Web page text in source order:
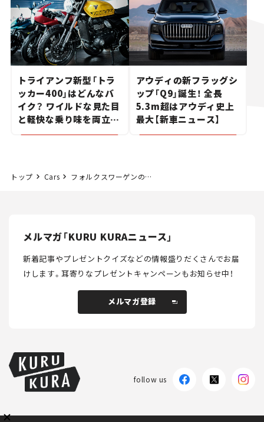
トライアンフ新型「トラ
ッカー400」はどんなバ
イク？ ワイルドな見た目
と軽快な乗り味を両立し
た400ccフラットトラッ
アウディの新フラッグシ
ップ「Q9」誕生！ 全長
5.3m超はアウディ史上
最大【新車ニュース】
トップ Cars フォルクスワーゲンのGTIモデル初となるBEV「ID.ポロGTI」が誕生！ドイツでは今秋から先行販売開始【新車ニュース】
メルマガ「KURU KURAニュース」
新着記事やプレゼントクイズなどの情報盛りだくさんでお届
けします。耳寄りなプレゼントキャンペーンもお知らせ中！
メルマガ登録
follow us
メルマガ登録
KURU KURAについて プライバシーポリシー